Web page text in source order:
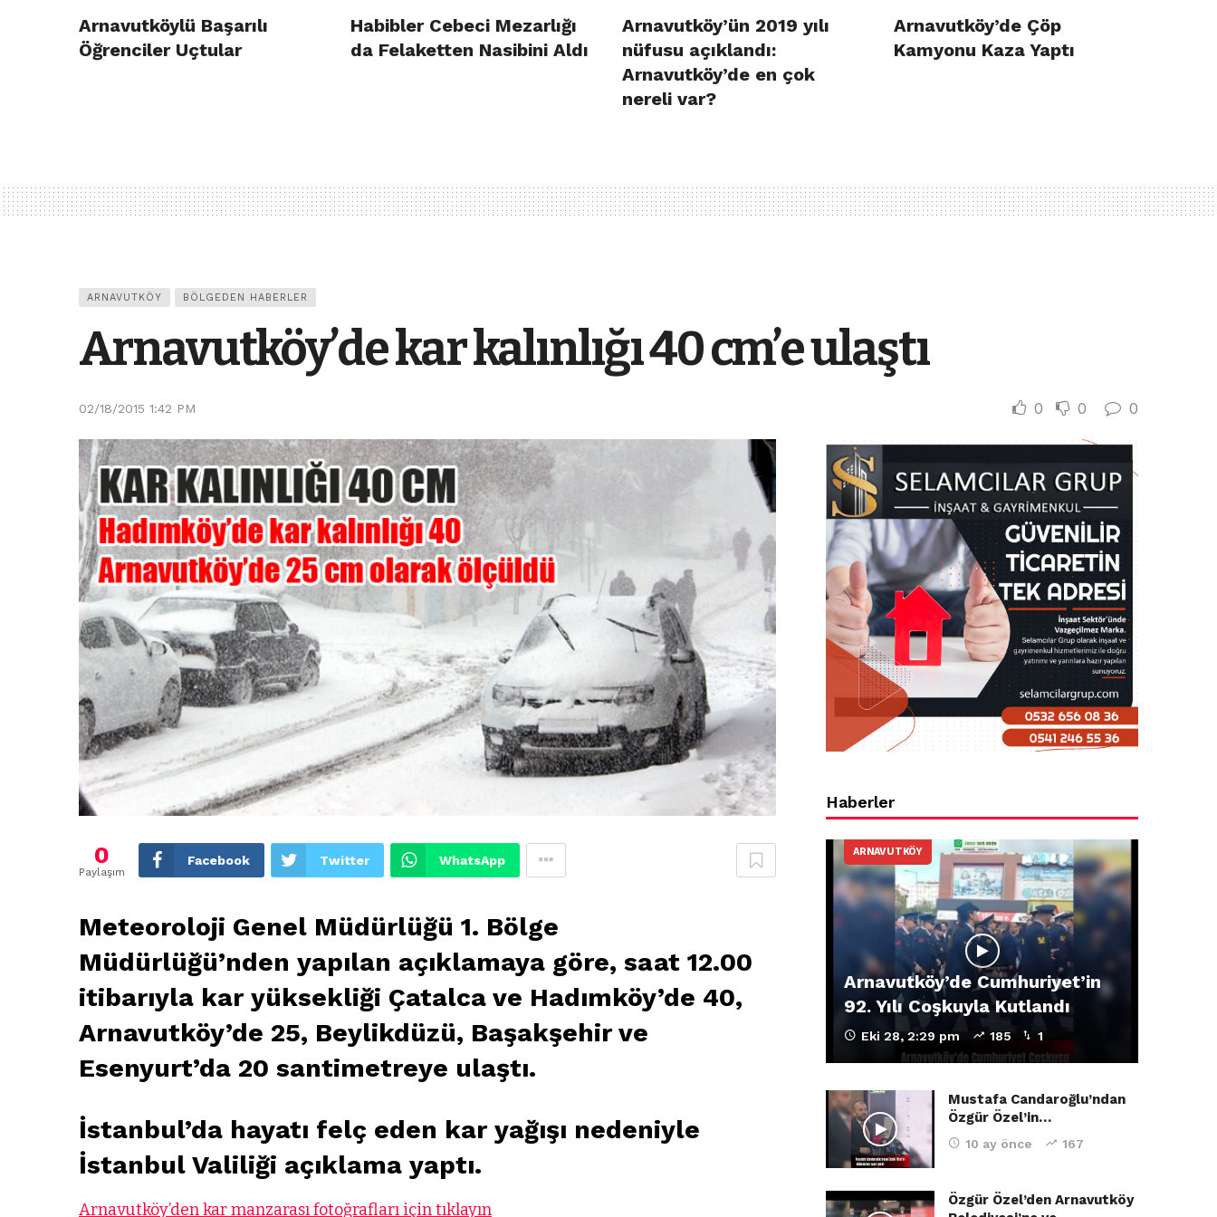
Arnavutköylü Başarılı
Öğrenciler Uçtular
Habibler Cebeci Mezarlığı
da Felaketten Nasibini Aldı
Arnavutköy’ün 2019 yılı
nüfusu açıklandı:
Arnavutköy’de en çok
nereli var?
Arnavutköy’de Çöp
Kamyonu Kaza Yaptı
ARNAVUTKÖY BÖLGEDEN HABERLER
Arnavutköy’de kar kalınlığı 40 cm’e ulaştı
02/18/2015 1:42 PM 0 0 0
0
Paylaşım
Facebook Twitter WhatsApp
Meteoroloji Genel Müdürlüğü 1. Bölge
Müdürlüğü’nden yapılan açıklamaya göre, saat 12.00
itibarıyla kar yüksekliği Çatalca ve Hadımköy’de 40,
Arnavutköy’de 25, Beylikdüzü, Başakşehir ve
Esenyurt’da 20 santimetreye ulaştı.
İstanbul’da hayatı felç eden kar yağışı nedeniyle
İstanbul Valiliği açıklama yaptı.
Arnavutköy’den kar manzarası fotoğrafları için tıklayın
Haberler
ARNAVUTKÖY
Arnavutköy’de Cumhuriyet’in
92. Yılı Coşkuyla Kutlandı
Eki 28, 2:29 pm 185 1
Mustafa Candaroğlu’ndan
Özgür Özel’in…
10 ay önce 167
Özgür Özel’den Arnavutköy